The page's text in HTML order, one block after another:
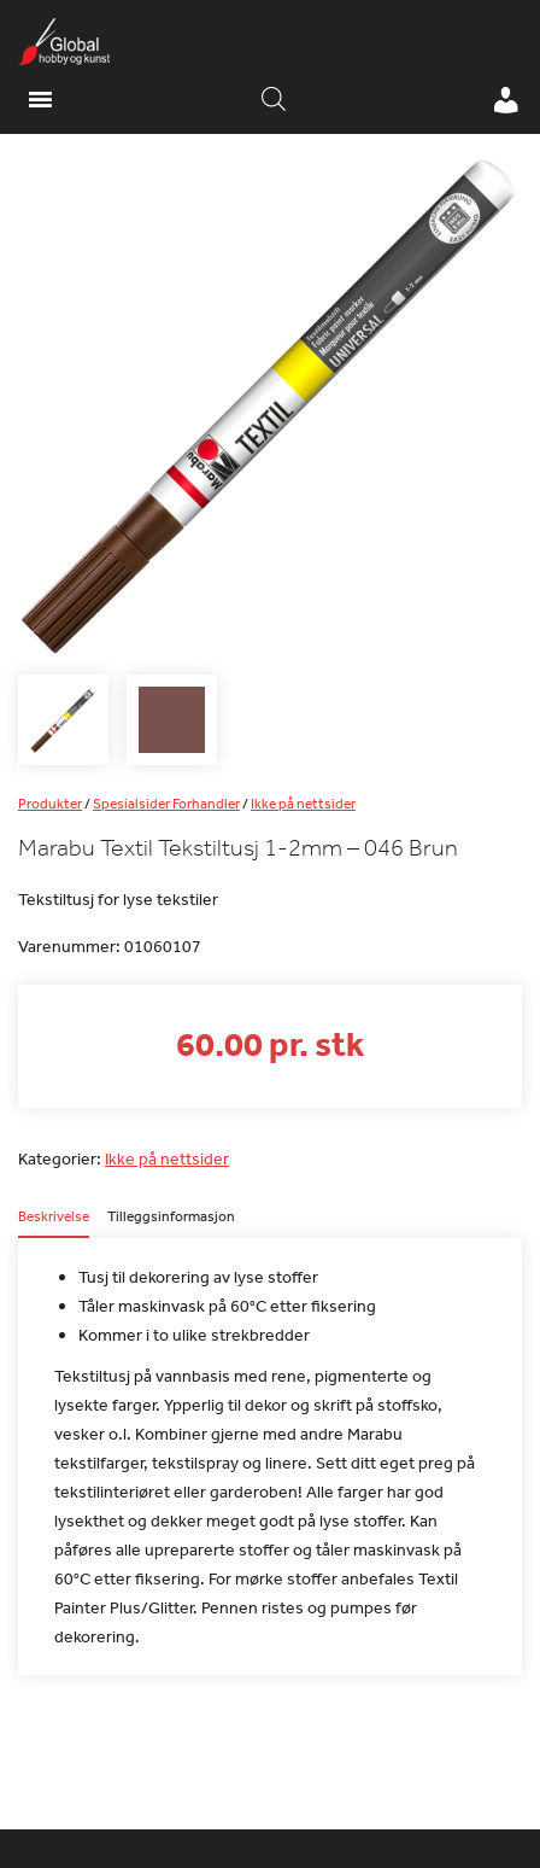
Produkter/Spesialsider Forhandler/Ikke på nettsider
Marabu Textil Tekstiltusj 1-2mm – 046 Brun
Tekstiltusj for lyse tekstiler
Varenummer: 01060107
60.00 pr. stk
Kategorier: Ikke på nettsider
Beskrivelse Tilleggsinformasjon
Tusj til dekorering av lyse stoffer
Tåler maskinvask på 60°C etter fiksering
Kommer i to ulike strekbredder
Tekstiltusj på vannbasis med rene, pigmenterte og
lysekte farger. Ypperlig til dekor og skrift på stoffsko,
vesker o.l. Kombinergjerne med andre Marabu
tekstilfarger, tekstilspray og linere. Settditt eget preg på
tekstilinteriøret eller garderoben! Alle farger har god
lysekthet og dekker meget godt på lyse stoffer. Kan
påføres alle upreparerte stoffer og tåler maskinvask på
60°Cetter fiksering. For mørke stoffer anbefales Textil
Painter Plus/Glitter. Pennen ristes og pumpes før
dekorering.